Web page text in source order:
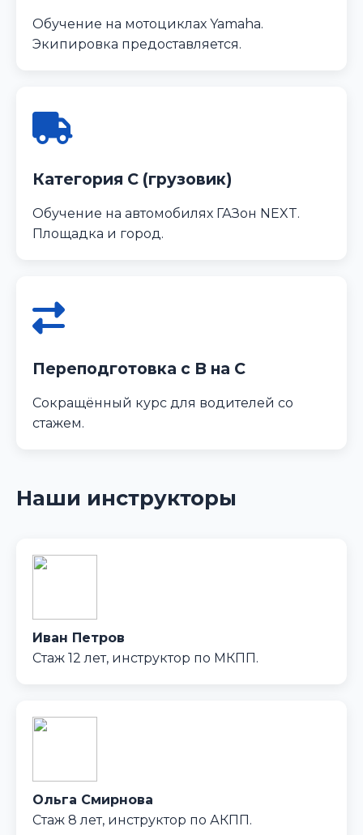
Обучение на мотоциклах Yamaha.
Экипировка предоставляется.
Категория C (грузовик)
Обучение на автомобилях ГАЗон NEXT.
Площадка и город.
Переподготовка с B на C
Сокращённый курс для водителей со
стажем.
Наши инструкторы
Иван Петров
Стаж 12 лет, инструктор по МКПП.
Ольга Смирнова
Стаж 8 лет, инструктор по АКПП.